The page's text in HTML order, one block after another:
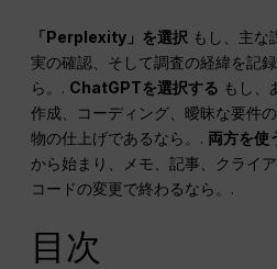
「Perplexity」を選択 もし、主な
実の確認、そして調査の経緯を記
ら。. ChatGPTを選択する もし、
作成、コーディング、曖昧な要件
物の仕上げであるなら。. 両方を使
から始まり、メモ、記事、クライ
コードの変更で終わるなら。.
目次